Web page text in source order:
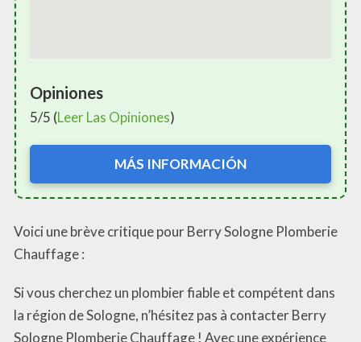
Opiniones
5/5 (Leer Las Opiniones)
MÁS INFORMACIÓN
Voici une brève critique pour Berry Sologne Plomberie
Chauffage :
Si vous cherchez un plombier fiable et compétent dans
la région de Sologne, n’hésitez pas à contacter Berry
Sologne Plomberie Chauffage ! Avec une expérience